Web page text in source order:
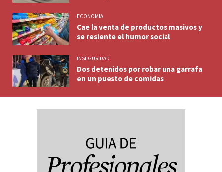
ECONOMIA
Cae la venta de productos masivos y
se resiente el humor social
INSEGURIDAD
Dos detenidos por robar una garrafa
en un puesto de comidas